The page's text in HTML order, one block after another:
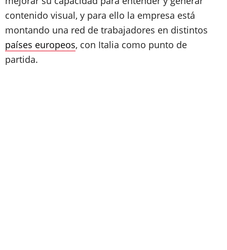
contenido visual, y para ello la empresa está
montando una red de trabajadores en distintos
países europeos, con Italia como punto de
partida.